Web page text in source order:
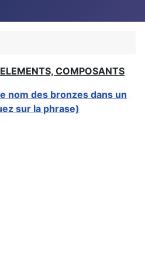
COMPOSANTS
nom des bronzes dans un
sur la phrase)